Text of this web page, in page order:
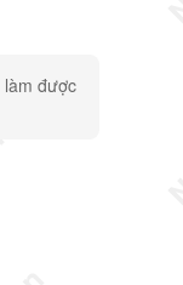
làm được